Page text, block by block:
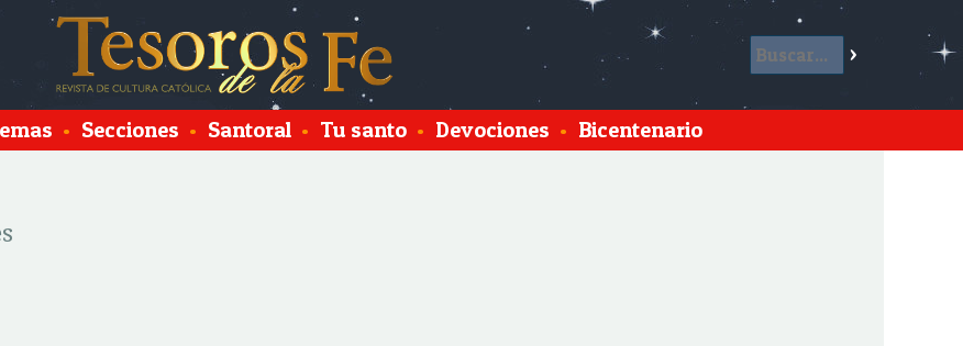
• Secciones • Santoral • Tu santo • Devociones • Bicentenario